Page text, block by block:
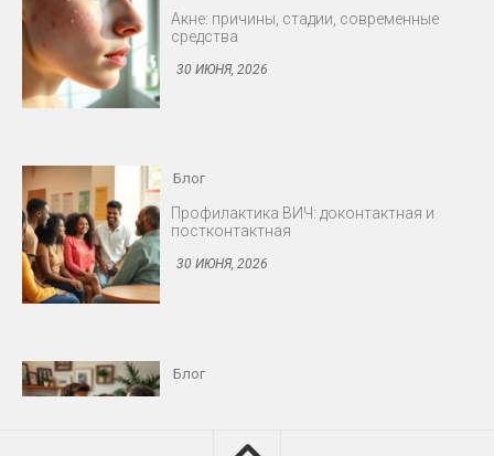
Профилактика ВИЧ: доконтактная и
постконтактная
30 ИЮНЯ, 2026
Блог
Снижение либидо у мужчин и женщин
Блог